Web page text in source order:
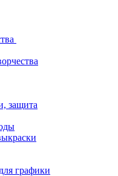
защита
графики